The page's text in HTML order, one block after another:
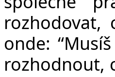
rozhodovat,
onde:
rozhodnout,